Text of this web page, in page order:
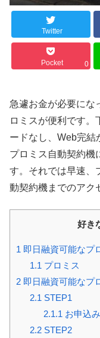
Twitter
Pocket 0
急遽お金が必要にな
ロミスが便利です。
ードなし、Web完結
プロミス自動契約機
す。それでは早速、
動契約機までのアク
好き
1 即日融資可能なプ
1.1 プロミス
2 即日融資可能なプ
2.1 STEP1
2.1.1 お申込み
2.2STEP2